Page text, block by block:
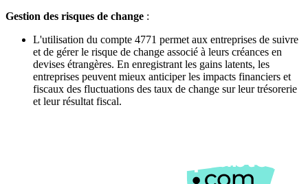
Gestion des risques de change :
L'utilisation du compte 4771 permet aux entreprises de suivre
et de gérer le risque de change associé à leurs créances en
devises étrangères. En enregistrant les gains latents, les
entreprises peuvent mieux anticiper les impacts financiers et
fiscaux des fluctuations des taux de change sur leur trésorerie
et leur résultat fiscal.